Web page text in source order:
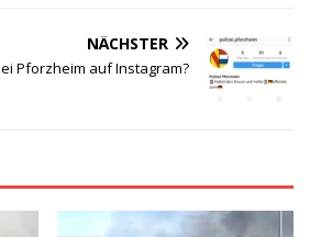
NÄCHSTER
Pforzheim auf Instagram?